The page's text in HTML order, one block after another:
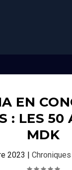
EN
: LES 50
MDK
2023 |